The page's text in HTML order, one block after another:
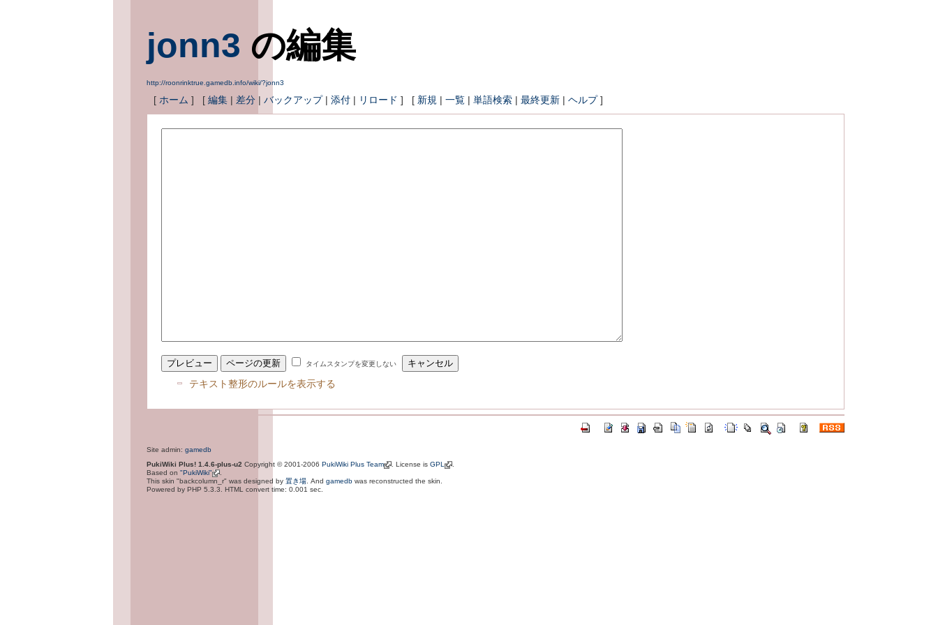
jonn3 の編集
http://roonrinktrue.gamedb.info/wiki/?jonn3
[ ホーム ] [ 編集 | 差分 | バックアップ| 添付 | リロード ] [ 新規 | 一覧 | 単語検索 | 最終更新 | ヘルプ]
タイムスタンプを変更しない
テキスト整形のルールを表示する
Site admin: gamedb
PukiWiki Plus! 1.4.6-plus-u2 Copyright © 2001-2006 PukiWiki Plus Team . License is GPL
Based on "PukiWiki"
This skin "backcolumn_r" was designed by 置き場 . And gamedb was reconstructed the skin.
Powered by PHP 5.3.3. HTML convert time: 0.001 sec.